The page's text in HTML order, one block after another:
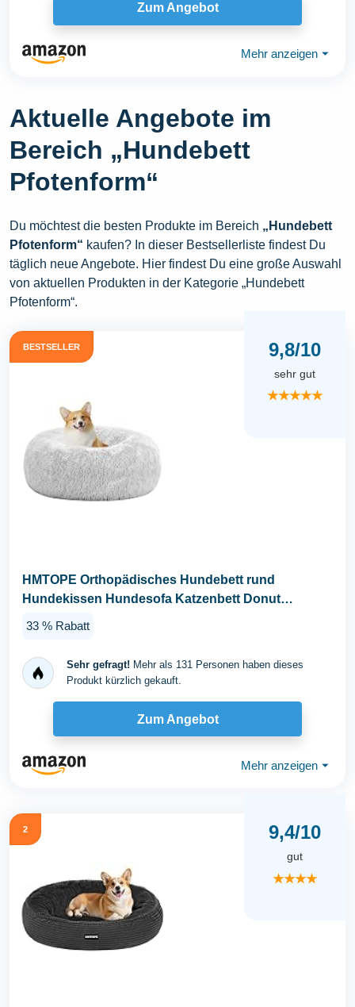
Zum Angebot
Mehr anzeigen ⏷
Aktuelle Angebote im
Bereich „Hundebett
Pfotenform“
Du möchtest die besten Produkte im Bereich „Hundebett
Pfotenform“ kaufen? In dieser Bestsellerliste findest Du
täglich neue Angebote. Hier findest Du eine große Auswahl
von aktuellen Produkten in der Kategorie „Hundebett
Pfotenform“.
BESTSELLER 9,8/10
sehr gut
★★★★★
HMTOPE Orthopädisches Hundebett rund
Hundekissen Hundesofa Katzenbett Donut
33 % Rabatt
Sehr gefragt! Mehr als 131 Personen haben dieses
Produkt kürzlich gekauft.
Zum Angebot
Mehr anzeigen ⏷
2 9,4/10
gut
★★★★